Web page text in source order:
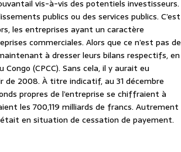
vis-à-vis des potentiels investisseurs.
publics ou des services publics. C’est
les entreprises ayant un caractère
commerciales. Alors que ce n’est pas de
à dresser leurs bilans respectifs, en
(CPCC). Sans cela, il y aurait eu
2008. À titre indicatif, au 31 décembre
propres de l’entreprise se chiffraient à
les 700,119 milliards de francs. Autrement
en situation de cessation de payement.